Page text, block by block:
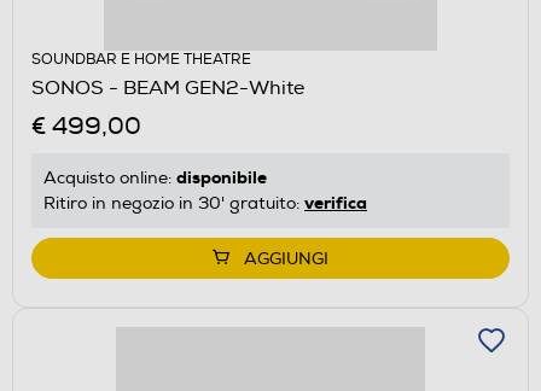
SOUNDBAR E HOME THEATRE
SONOS - BEAM GEN2-White
€ 499,00
Acquisto online: disponibile
Ritiro in negozio in 30' gratuito: verifica
AGGIUNGI